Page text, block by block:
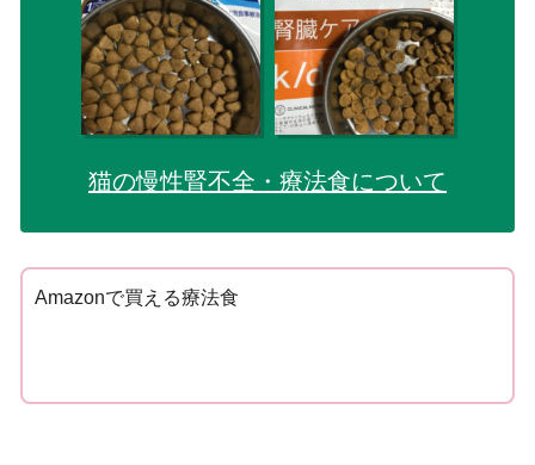
猫の慢性腎不全・療法食について
Amazonで買える療法食